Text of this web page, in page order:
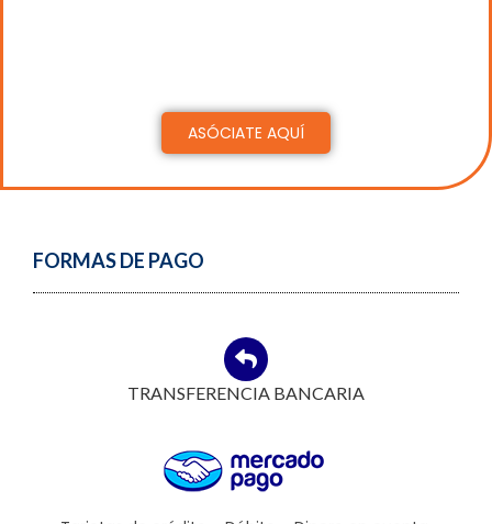
ASÓCIATE AQUÍ
FORMAS DE PAGO
TRANSFERENCIA BANCARIA